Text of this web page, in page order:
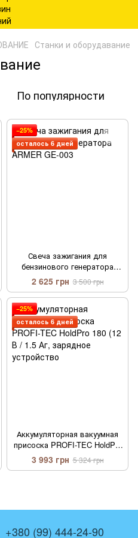
Станки и оборудавание
По популярности
−25%
осталось 6 дней
Свеча зажигания для
бензинового генератора
ARMER GE-003
2 625 грн 3 500 грн
−25%
осталось 6 дней
Аккумуляторная вакуумная
присоска PROFI-TEC HoldPro
180 (12 В / 1.5 Аг, зарядное
устройство
3 993 грн 5 324 грн
+380 (99) 444-24-90